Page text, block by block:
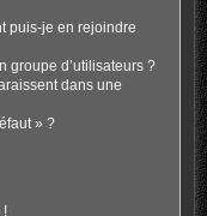
puis-je en rejoindre
groupe d’utilisateurs ?
dans une
» ?
!